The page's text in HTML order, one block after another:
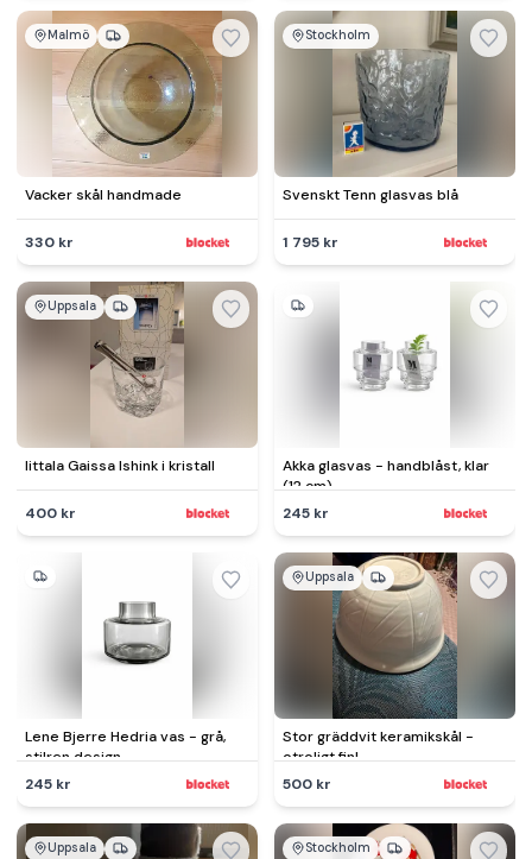
Malmö
Vacker skål handmade
330 kr
Stockholm
Svenskt Tenn glasvas blå
1 795 kr
Uppsala
Iittala Gaissa Ishink i kristall
400 kr
Akka glasvas - handblåst, klar
(12 cm)
245 kr
Lene Bjerre Hedria vas - grå,
stilren design
245 kr
Uppsala
Stor gräddvit keramikskål -
otroligt fin!
500 kr
Uppsala Stockholm